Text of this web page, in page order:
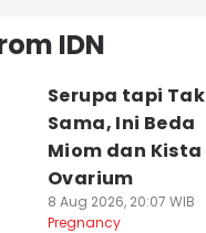
IDN
Serupa tapi Tak
Sama, Ini Beda
Miom dan Kista
Ovarium
8 Aug 2026, 20:07 WIB
Pregnancy